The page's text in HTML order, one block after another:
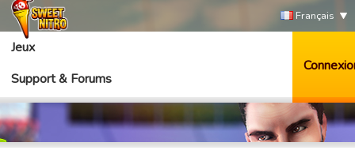
Français
Jeux
Support & Forums